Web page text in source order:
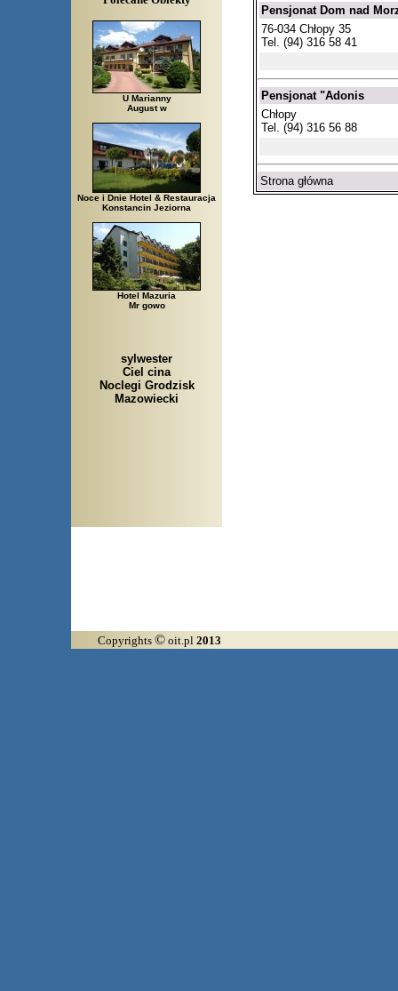
U Marianny
August w
Noce i Dnie Hotel & Restauracja
Konstancin Jeziorna
Hotel Mazuria
Mr gowo
sylwester
Ciel cina
Noclegi Grodzisk
Mazowiecki
Pensjonat Dom nad
76-034 Chłopy 35
Tel. (94) 316 58 41
Pensjonat "Adonis
Chłopy
Tel. (94) 316 56 88
Strona główna
Copyrights © oit.pl 2013